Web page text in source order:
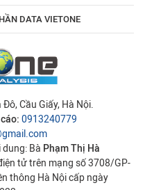
DATA VIETONE
Cầu Giấy, Hà Nội.
0913240779
Bà Phạm Thị Hà
tử trên mạng số 3708/GP-
thông Hà Nội cấp ngày